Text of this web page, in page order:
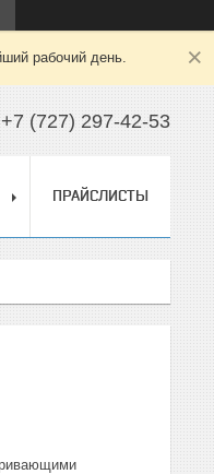
рабочий день.
+7 (727) 297-42-53
ПРАЙСЛИСТЫ